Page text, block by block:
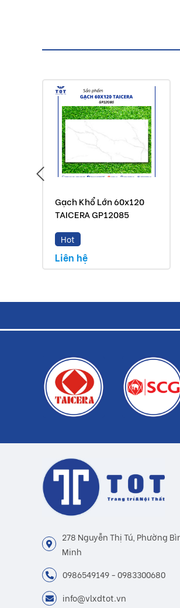
Gạch Khổ Lớn 60x120
TAICERA GP12085
Hot
Liên hệ
278 Nguyễn Thị Tú, Phường
Minh
0986549149 - 0983300680
info@vlxdtot.vn